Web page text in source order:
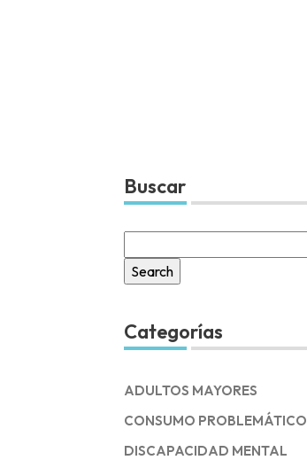
Buscar
for:
Categorías
ADULTOS MAYORES
CONSUMO PROBLEMÁTICO
DISCAPACIDAD MENTAL